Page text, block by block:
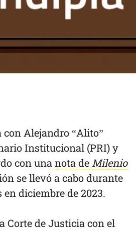
Alejandro “Alito”
Institucional (PRI) y
con una nota de Milenio
se llevó a cabo durante
diciembre de 2023.
Corte de Justicia con el